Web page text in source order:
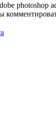
photoshop